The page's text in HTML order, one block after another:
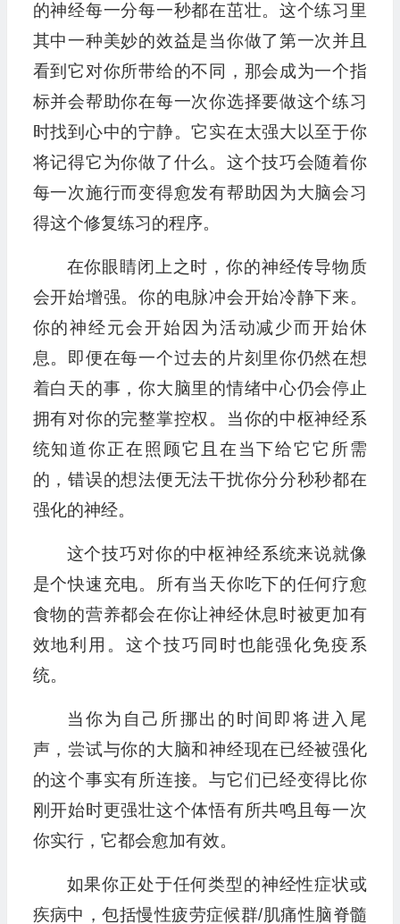
的神经每一分每一秒都在茁壮。这个练习里
其中一种美妙的效益是当你做了第一次并且
看到它对你所带给的不同，那会成为一个指
标并会帮助你在每一次你选择要做这个练习
时找到心中的宁静。它实在太强大以至于你
将记得它为你做了什么。这个技巧会随着你
每一次施行而变得愈发有帮助因为大脑会习
得这个修复练习的程序。
在你眼睛闭上之时，你的神经传导物质
会开始增强。你的电脉冲会开始冷静下来。
你的神经元会开始因为活动减少而开始休
息。即便在每一个过去的片刻里你仍然在想
着白天的事，你大脑里的情绪中心仍会停止
拥有对你的完整掌控权。当你的中枢神经系
统知道你正在照顾它且在当下给它它所需
的，错误的想法便无法干扰你分分秒秒都在
强化的神经。
这个技巧对你的中枢神经系统来说就像
是个快速充电。所有当天你吃下的任何疗愈
食物的营养都会在你让神经休息时被更加有
效地利用。这个技巧同时也能强化免疫系
统。
当你为自己所挪出的时间即将进入尾
声，尝试与你的大脑和神经现在已经被强化
的这个事实有所连接。与它们已经变得比你
刚开始时更强壮这个体悟有所共鸣且每一次
你实行，它都会愈加有效。
如果你正处于任何类型的神经性症状或
疾病中，包括慢性疲劳症候群/肌痛性脑脊髓